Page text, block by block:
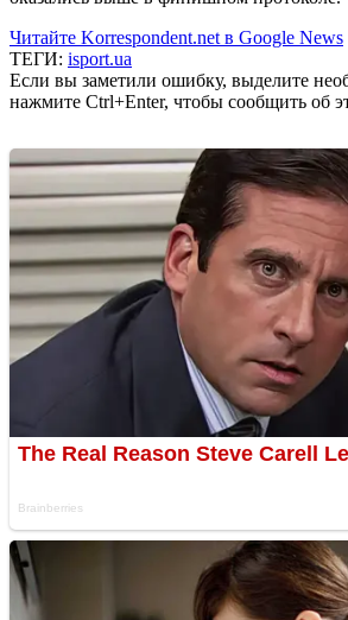
Читайте Korrespondent.net в Google News
ТЕГИ: isport.ua
Если вы заметили ошибку, выделите
нажмите Ctrl+Enter, чтобы сообщить об